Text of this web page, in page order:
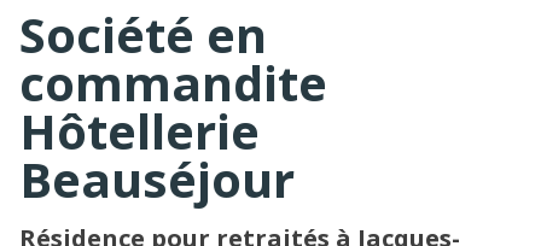
Société en
commandite
Hôtellerie
Beauséjour
Résidence pour retraités à Jacques-